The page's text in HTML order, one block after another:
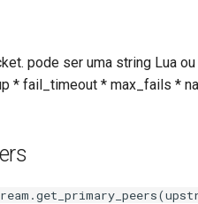
pode ser uma string Lua
* fail_timeout * max_fails *